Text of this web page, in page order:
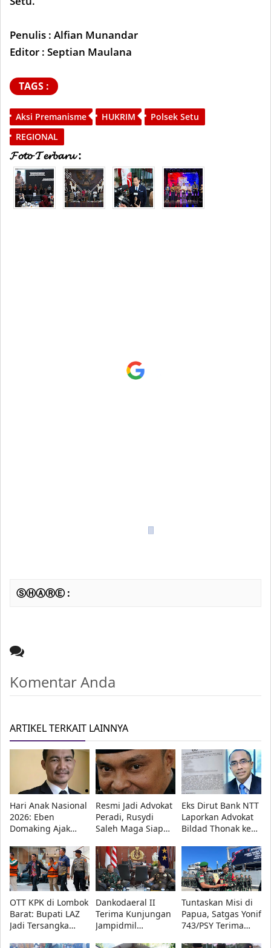
Penulis : Alfian Munandar
Editor : Septian Maulana
TAGS :
Aksi Premanisme HUKRIM
Polsek Setu
REGIONAL
𝓕𝓸𝓽𝓸 𝓣𝓮𝓻𝓫𝓪𝓻𝓾 :
ⓈⒽⒶⓇⒺ :
Komentar Anda
ARTIKEL TERKAIT LAINNYA
Hari Anak Nasional
2026: Eben
Domaking Ajak
Wujudkan Anak
Hebat, Indonesia
Kuat
Resmi Jadi Advokat
Peradi, Rusydi
Saleh Maga Siap
dan Lindungi
Kebebasan Pers
Eks Dirut Bank NTT
Laporkan Advokat
Bildad Thonak ke
Dugaan Penipuan,
Ini Alasannya!
OTT KPK di Lombok
Barat: Bupati LAZ
Jadi Tersangka
Dankodaeral II
Terima Kunjungan
Jampidmil
Tuntaskan Misi di
Papua, Satgas Yonif
743/PSY Terima